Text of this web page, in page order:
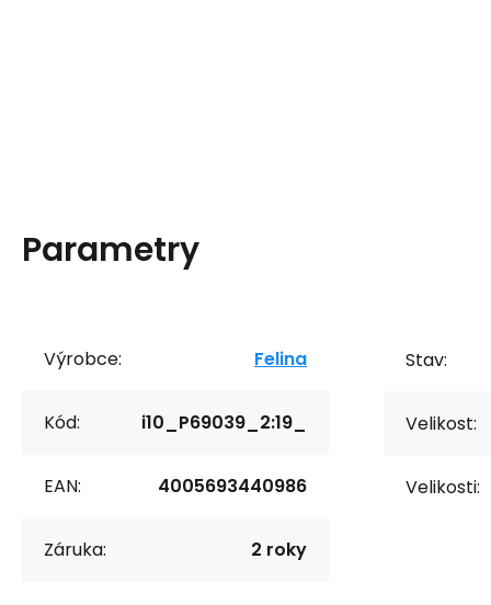
Parametry
Výrobce: Felina
Kód: i10_P69039_2:19_
EAN: 4005693440986
Záruka: 2 roky
Stav:
Velikost:
Velikosti: